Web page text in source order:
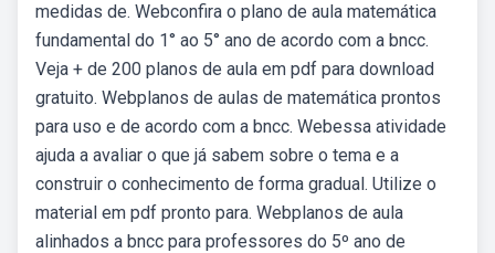
medidas de. Webconfira o plano de aula matemática
fundamental do 1° ao 5° ano de acordo com a bncc.
Veja + de 200 planos de aula em pdf para download
gratuito. Webplanos de aulas de matemática prontos
para uso e de acordo com a bncc. Webessa atividade
ajuda a avaliar o que já sabem sobre o tema e a
construir o conhecimento de forma gradual. Utilize o
material em pdf pronto para. Webplanos de aula
alinhados a bncc para professores do 5º ano de